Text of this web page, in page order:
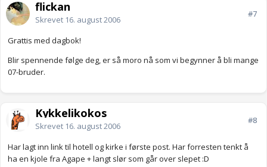
flickan
Skrevet 16. august 2006
#7
Grattis med dagbok!
Blir spennende følge deg, er så moro nå som vi begynner å bli mange
07-bruder.
Kykkelikokos
Skrevet 16. august 2006
#8
Har lagt inn link til hotell og kirke i første post. Har forresten tenkt å
ha en kjole fra Agape + langt slør som går over slepet :D